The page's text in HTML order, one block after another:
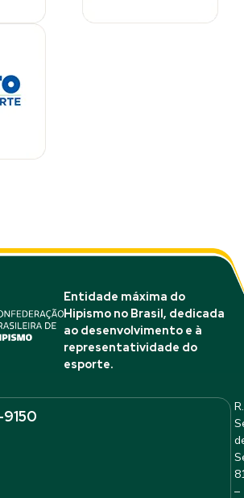
Entidade máxima do
Hipismo no Brasil, dedicada
ao desenvolvimento e à
representatividade do
esporte.
9150
R.
–